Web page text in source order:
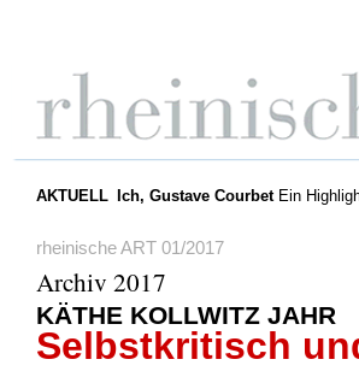
AKTUELL Ich, Gustave CourbetEin
rheinische ART 01/2017
Archiv 2017
KÄTHE KOLLWITZ JAHR
Selbstkritisch